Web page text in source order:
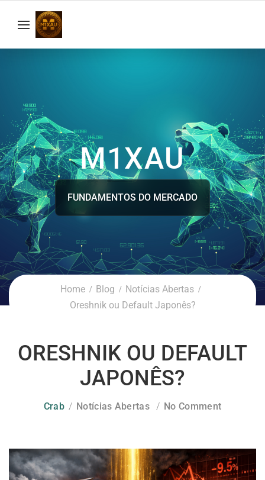
M1XAU
FUNDAMENTOS DO MERCADO
Home Blog
Notícias Abertas
Oreshnik ou Default Japonês?
ORESHNIK OU DEFAULT
JAPONÊS?
Crab Notícias Abertas No Comment